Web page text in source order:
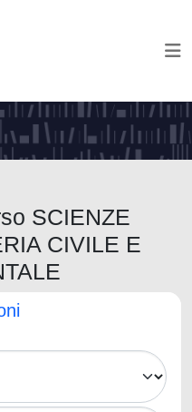
SCIENZE
CIVILE E